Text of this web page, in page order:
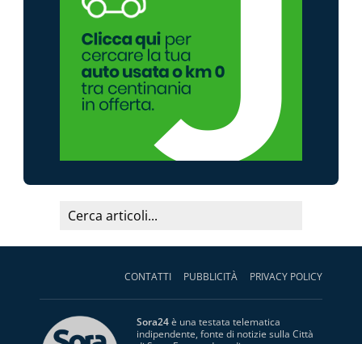
CONTATTI PUBBLICITÀ PRIVACY POLICY
Sora24è una testata telematica
indipendente, fonte di notizie sulla Città